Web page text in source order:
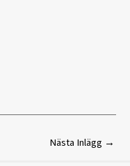
Nästa Inlägg →